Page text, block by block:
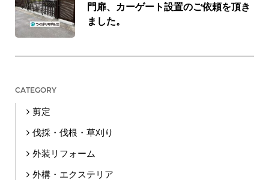
門扉、カーゲート設置のご依頼を頂き
ました。
CATEGORY
剪定
伐採・伐根・草刈り
外装リフォーム
外構・エクステリア